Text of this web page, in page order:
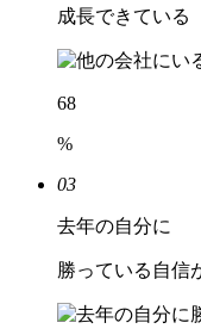
成長できている
68
%
03
去年の自分に
勝っている自信